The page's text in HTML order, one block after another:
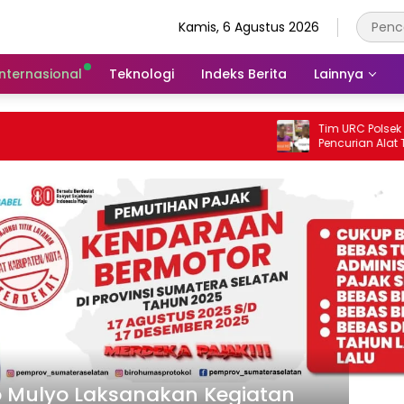
Kamis, 6 Agustus 2026
Teknologi Indeks Berita Lainnya
Tim URC Polsek Ngaras
Pencurian Alat Tangkap
Pelabuhan Kota Jawa, Dua
Laksanakan Kegiatan